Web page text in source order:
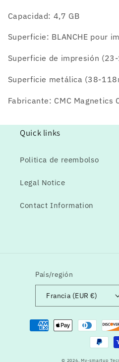
Capacidad: 4,7 GB
Superficie: BLANCHE pour
Superficie de impresión
Superficie metálica (38-
Fabricante: CMC Magnetics
Quick links
Politica de reembolso
Legal Notice
Contact Information
País/región
Francia (EUR €)
Formas
© 2026,My-smartup